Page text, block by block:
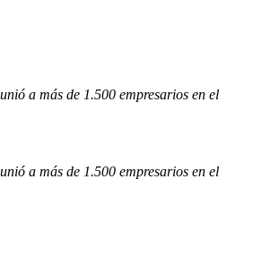
a más de 1.500 empresarios en el
a más de 1.500 empresarios en el